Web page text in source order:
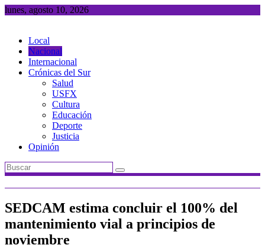
Saltar
lunes, agosto 10, 2026
Local
Nacional
Internacional
Crónicas del Sur
Salud
USFX
Cultura
Educación
Deporte
Justicia
Opinión
SEDCAM estima concluir el 100% del
mantenimiento vial a principios de
noviembre